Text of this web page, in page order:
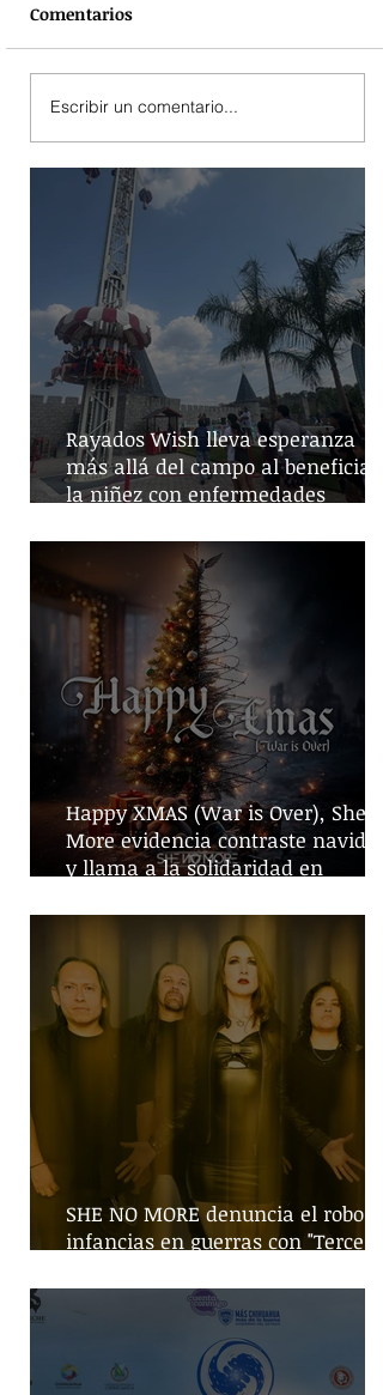
Comentarios
Escribir un comentario...
Rayados Wish lleva esperanza
más allá del campo al beneficiar a
la niñez con enfermedades
Happy XMAS (War is Over), She
More evidencia contraste
y llama a la solidaridad en
SHE NO MORE denuncia el robo de
infancias en guerras con "Tercera